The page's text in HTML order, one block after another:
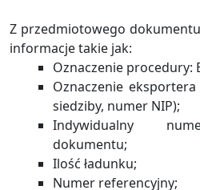
Z przedmiotowego
informacje takie jak:
Oznaczenie procedury:
Oznaczenie
siedziby, numer NIP);
Indywidualny
dokumentu;
Ilość ładunku;
Numer referencyjny;